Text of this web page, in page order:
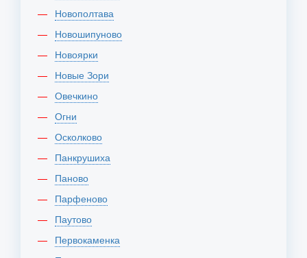
Новополтава
Новошипуново
Новоярки
Новые Зори
Овечкино
Огни
Осколково
Панкрушиха
Паново
Парфеново
Паутово
Первокаменка